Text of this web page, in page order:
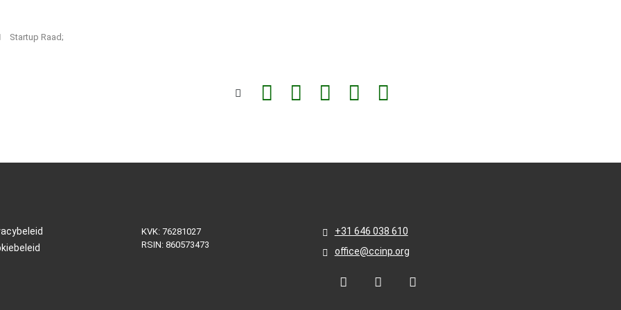
Startup Raad;
KVK: 76281027
RSIN: 860573473
+31 646 038 610
office@ccinp.org